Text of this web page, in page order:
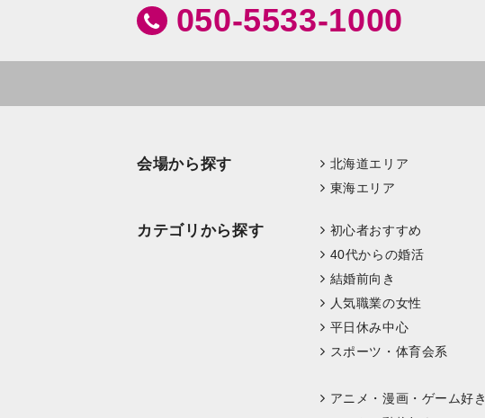
050-5533-1000
会場から探す 北海道エリア
東海エリア
カテゴリから探す 初心者おすすめ
40代からの婚活
結婚前向き
人気職業の女性
平日休み中心
スポーツ・体育会系
アニメ・漫画・ゲーム好き